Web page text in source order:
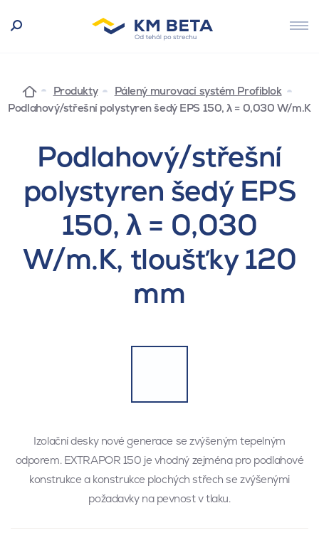
Produkty
Pálený murovací systém Profiblok
Podlahový/střešní polystyren šedý EPS 150, λ = 0,030 W/m.K
Podlahový/střešní
polystyren šedý EPS
150, λ = 0,030
W/m.K, tloušťky 120
mm
Izolační desky nové generace se zvýšeným tepelným
odporem. EXTRAPOR 150 je vhodný zejména pro podlahové
konstrukce a konstrukce plochých střech se zvýšenými
požadavky na pevnost v tlaku.